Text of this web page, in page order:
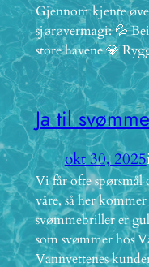
Gjennom kjente
sjørøvermagi: 💦
store havene 💎
Ja til
okt 30, 2025
Vi får ofte spørsmål
våre, så her
svømmebriller er
som svømmer hos
Vannvettenes